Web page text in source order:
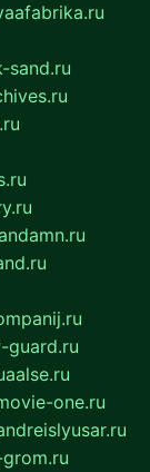
sand.ru
guard.ru
aalse.ru
one.ru